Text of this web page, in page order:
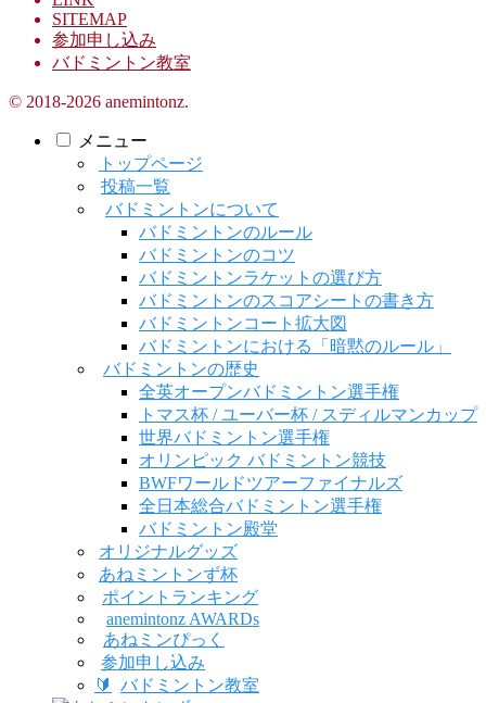
SITEMAP
参加申し込み
バドミントン教室
© 2018-2026 anemintonz.
メニュー
トップページ
投稿一覧
バドミントンについて
バドミントンのルール
バドミントンのコツ
バドミントンラケットの選び方
バドミントンのスコアシートの書き方
バドミントンコート拡大図
バドミントンにおける「暗黙のルール」
バドミントンの歴史
全英オープンバドミントン選手権
トマス杯 / ユーバー杯 / スディルマンカップ
世界バドミントン選手権
オリンピック バドミントン競技
BWFワールドツアーファイナルズ
全日本総合バドミントン選手権
バドミントン殿堂
オリジナルグッズ
あねミントンず杯
ポイントランキング
anemintonz AWARDs
あねミンぴっく
参加申し込み
🔰
バドミントン教室